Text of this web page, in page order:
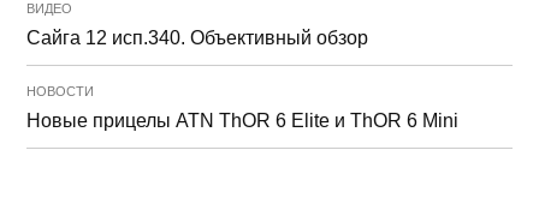
ВИДЕО
Сайга 12 исп.340. Объективный обзор
НОВОСТИ
Новые прицелы ATN ThOR 6 Elite и ThOR 6 Mini